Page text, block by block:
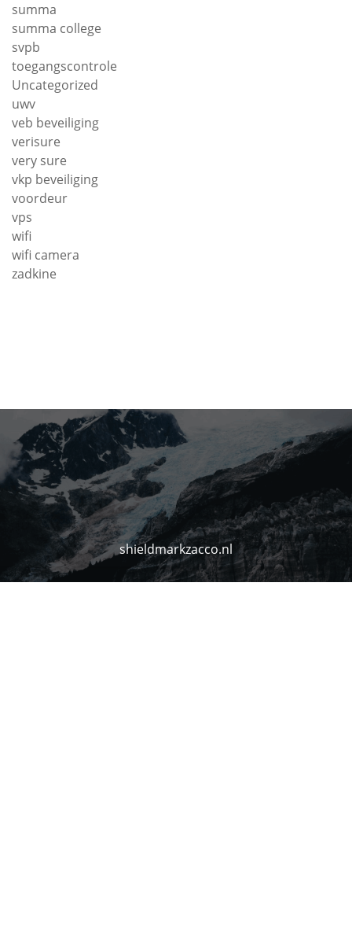
summa
summa college
svpb
toegangscontrole
Uncategorized
uwv
veb beveiliging
verisure
very sure
vkp beveiliging
voordeur
vps
wifi
wifi camera
zadkine
shieldmarkzacco.nl